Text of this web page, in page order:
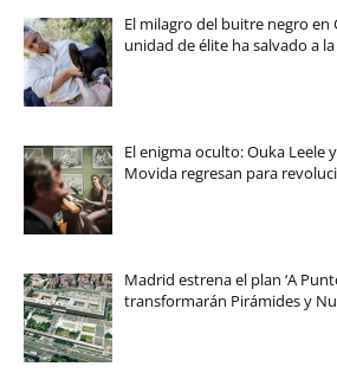
El milagro del buitre negro en
unidad de élite ha salvado a
El enigma oculto: Ouka Leele
Movida regresan para
Madrid estrena el plan ‘A
transformarán Pirámides y